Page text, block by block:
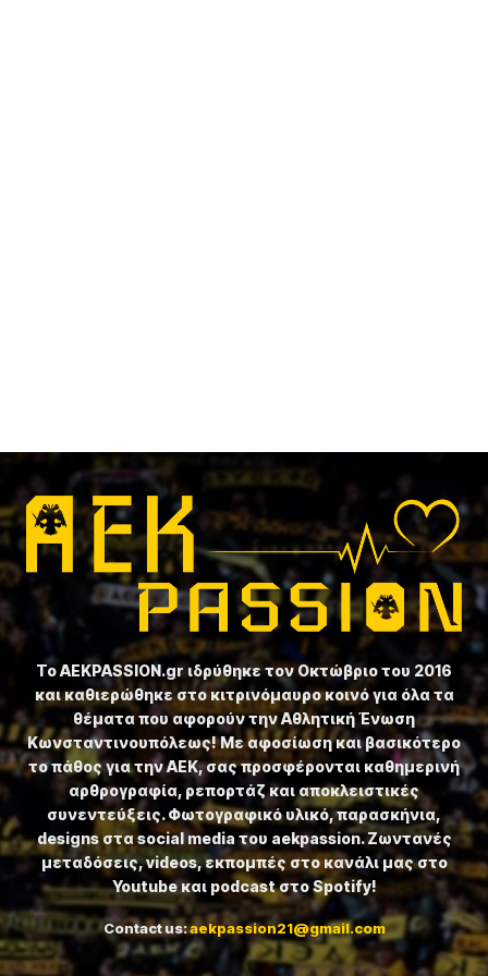
Το ⁦AEKPASSION.gr⁩ ιδρύθηκε τον Οκτώβριο του 2016
και καθιερώθηκε στο κιτρινόμαυρο κοινό για όλα τα
θέματα που αφορούν την Αθλητική Ένωση
Κωνσταντινουπόλεως! Με αφοσίωση και βασικότερο
το πάθος για την ΑΕΚ, σας προσφέρονται καθημερινή
αρθρογραφία, ρεπορτάζ και αποκλειστικές
συνεντεύξεις. Φωτογραφικό υλικό, παρασκήνια,
designs στα social media του aekpassion. Ζωντανές
μεταδόσεις, videos, εκπομπές στο κανάλι μας στο
Youtube και podcast στο Spotify!
Contact us:aekpassion21@gmail.com